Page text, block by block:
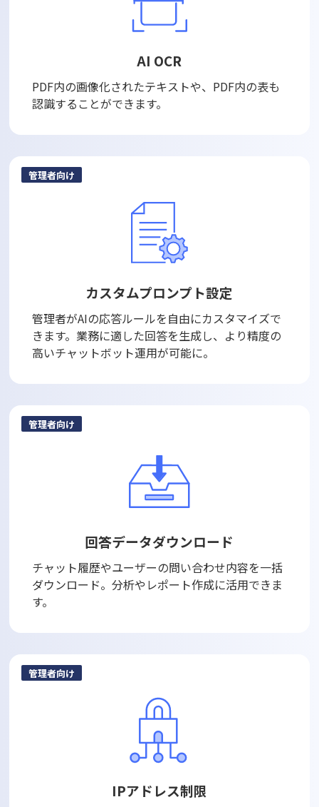
AI OCR
PDF内の画像化されたテキストや、PDF内の表も
認識することができます。
管理者向け
カスタムプロンプト設定
管理者がAIの応答ルールを自由にカスタマイズで
きます。業務に適した回答を生成し、より精度の
高いチャットボット運用が可能に。
管理者向け
回答データダウンロード
チャット履歴やユーザーの問い合わせ内容を一括
ダウンロード。分析やレポート作成に活用できま
す。
管理者向け
IPアドレス制限